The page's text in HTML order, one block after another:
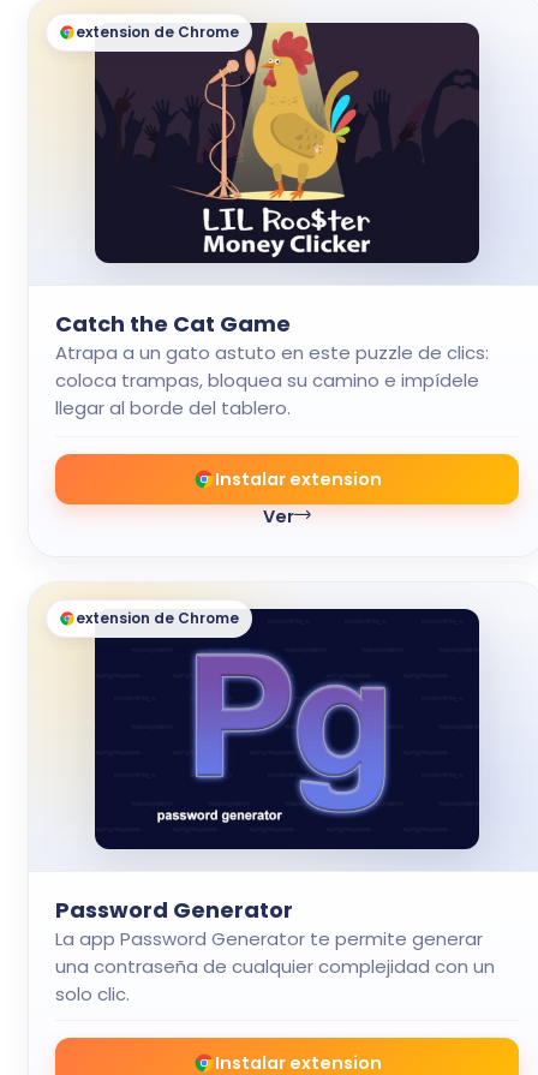
extension de Chrome
Catch the Cat Game
Atrapa a un gato astuto en este puzzle de clics:
coloca trampas, bloquea su camino e impídele
llegar al borde del tablero.
Instalar extension
Ver
extension de Chrome
Password Generator
La app Password Generator te permite generar
una contraseña de cualquier complejidad con un
solo clic.
Instalar extension